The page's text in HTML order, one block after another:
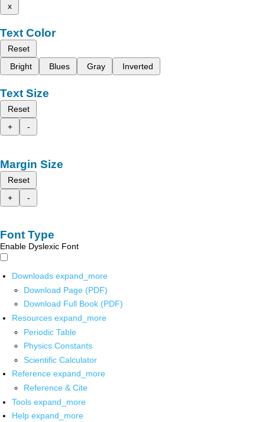
x
Text Color
Reset
Bright
Blues Gray Inverted
Text Size
Reset
+
-
Margin Size
Reset
+
-
Font Type
Enable Dyslexic Font
Downloads expand_more
Download Page (PDF)
Download Full Book (PDF)
Resources expand_more
Periodic Table
Physics Constants
Scientific Calculator
Reference expand_more
Reference & Cite
Tools expand_more
Help expand_more